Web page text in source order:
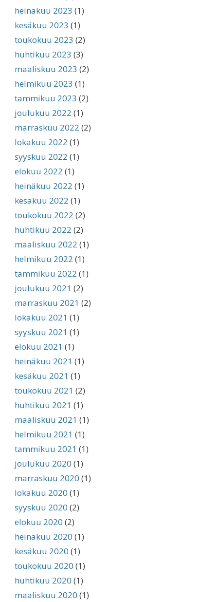
heinäkuu 2023 (1)
kesäkuu 2023 (1)
toukokuu 2023 (2)
huhtikuu 2023 (3)
maaliskuu 2023 (2)
helmikuu 2023 (1)
tammikuu 2023 (2)
joulukuu 2022 (1)
marraskuu 2022 (2)
lokakuu 2022 (1)
syyskuu 2022 (1)
elokuu 2022 (1)
heinäkuu 2022 (1)
kesäkuu 2022 (1)
toukokuu 2022 (2)
huhtikuu 2022 (2)
maaliskuu 2022 (1)
helmikuu 2022 (1)
tammikuu 2022 (1)
joulukuu 2021 (2)
marraskuu 2021 (2)
lokakuu 2021 (1)
syyskuu 2021 (1)
elokuu 2021 (1)
heinäkuu 2021 (1)
kesäkuu 2021 (1)
toukokuu 2021 (2)
huhtikuu 2021 (1)
maaliskuu 2021 (1)
helmikuu 2021 (1)
tammikuu 2021 (1)
joulukuu 2020 (1)
marraskuu 2020 (1)
lokakuu 2020 (1)
syyskuu 2020 (2)
elokuu 2020 (2)
heinäkuu 2020 (1)
kesäkuu 2020 (1)
toukokuu 2020 (1)
huhtikuu 2020 (1)
maaliskuu 2020 (1)